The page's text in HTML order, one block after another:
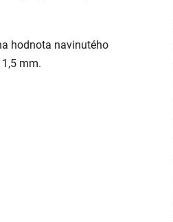
hodnota navinutého
mm.